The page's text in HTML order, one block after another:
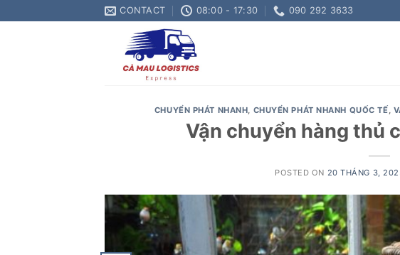
to
CONTACT 08:00 - 17:30 090 292 3633
CHUYỂN PHÁT NHANH, CHUYỂN PHÁT NHANH QUỐC TẾ,
Vận chuyển hàng thủ
POSTED ON 20 THÁNG 3,